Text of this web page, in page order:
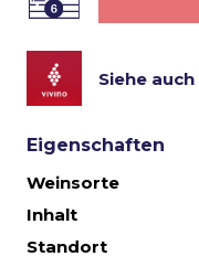
Siehe
Eigenschaften
Weinsorte
Inhalt
Standort